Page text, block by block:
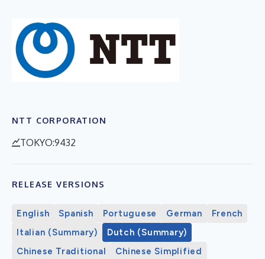
NTT CORPORATION
TOKYO:9432
RELEASE VERSIONS
English Spanish Portuguese German
French
Italian (Summary)
Dutch (Summary)
Chinese Traditional
Chinese Simplified